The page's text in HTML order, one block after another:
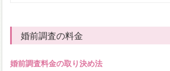
婚前調査の料金
婚前調査料金の取り決め法